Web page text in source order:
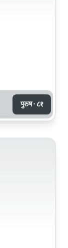
पुरुष · ८१